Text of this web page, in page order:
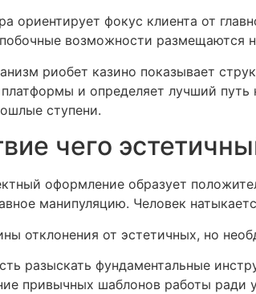
ориентирует фокус клиента от
возможности размещаются
риобет казино показывает
платформы и определяет лучший
ступени.
чего
оформление образует
манипуляцию. Человек
отклонения от эстетичных, но
разыскать фундаментальные
привычных шаблонов работы ради